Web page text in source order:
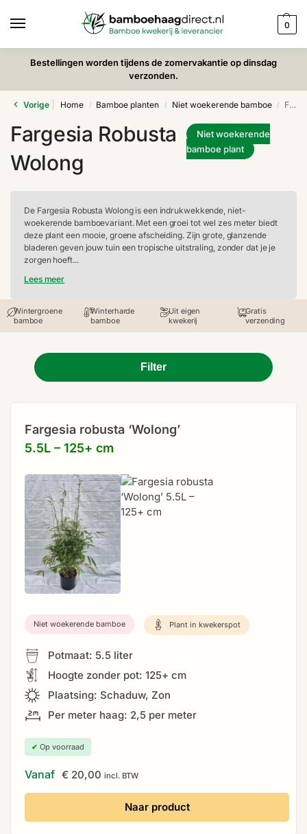
0
Bestellingen worden tijdens de zomervakantie op dinsdag
verzonden.
Vorige Home / Bamboe planten / Niet woekerende bamboe / Fargesia Robusta Wolong
Fargesia Robusta
Wolong
Niet woekerende
bamboe plant
De Fargesia Robusta Wolong is een indrukwekkende, niet-
woekerende bamboevariant. Met een groei tot wel zes meter biedt
deze plant een mooie, groene afscheiding. Zijn grote, glanzende
bladeren geven jouw tuin een tropische uitstraling, zonder dat je je
zorgen hoeft...
Lees meer
Wintergroene
bamboe
Winterharde
bamboe
Uit eigen
kwekerij
Gratis
verzending
Filter
Fargesia robusta ‘Wolong’
5.5L – 125+ cm
Niet woekerende bamboe Plant in kwekerspot
Potmaat: 5.5 liter
Hoogte zonder pot: 125+ cm
Plaatsing: Schaduw, Zon
Per meter haag: 2,5 per meter
✔ Op voorraad
Vanaf € 20,00 incl. BTW
Naar product